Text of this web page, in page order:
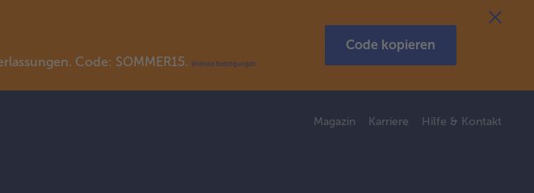
Code: SOMMER15. Weitere Bedingungen
Code kopieren
Magazin Karriere Hilfe & Kontakt